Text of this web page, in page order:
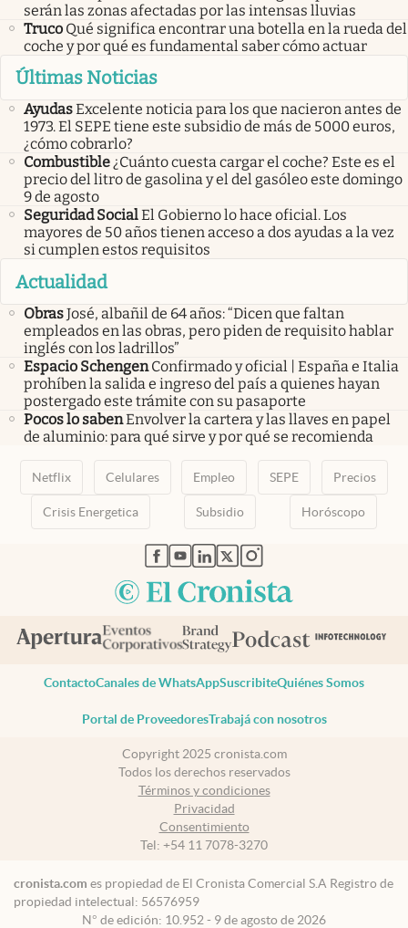
serán las zonas afectadas por las intensas lluvias
Truco Qué significa encontrar una botella en la rueda del
coche y por qué es fundamental saber cómo actuar
Últimas Noticias
AyudasExcelente noticia para los que nacieron antes de
1973. El SEPE tiene este subsidio de más de 5000 euros,
¿cómo cobrarlo?
Combustible¿Cuánto cuesta cargar el coche? Este es el
precio del litro de gasolina y el del gasóleo este domingo
9 de agosto
Seguridad SocialEl Gobierno lo hace oficial. Los
mayores de 50 años tienen acceso a dos ayudas a la vez
si cumplen estos requisitos
Actualidad
ObrasJosé, albañil de 64 años: “Dicen que faltan
empleados en las obras, pero piden de requisito hablar
inglés con los ladrillos”
Espacio Schengen Confirmado y oficial | España e Italia
prohíben la salida e ingreso del país a quienes hayan
postergado este trámite con su pasaporte
Pocos lo sabenEnvolver la cartera y las llaves en papel
de aluminio: para qué sirve y por qué se recomienda
Netflix Celulares Empleo SEPE Precios
Crisis Energetica Subsidio Horóscopo
abre en nueva pestaña
abre en nueva pestaña
abre en nueva pestaña
abre en nueva pestaña
abre en nueva pestaña
ContactoCanales de WhatsAppSuscribiteQuiénes Somos
Portal de ProveedoresTrabajá con nosotros
Copyright 2025 cronista.com
Todos los derechos reservados
Términos y condiciones
Privacidad
Consentimiento
Tel: +54 11 7078-3270
cronista.com es propiedad de El Cronista Comercial S.A Registro de
propiedad intelectual: 56576959
N° de edición: 10.952 - 9 de agosto de 2026